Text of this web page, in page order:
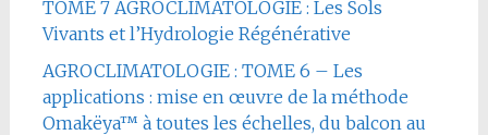
TOME 7 AGROCLIMATOLOGIE : Les Sols
Vivants et l’Hydrologie Régénérative
AGROCLIMATOLOGIE : TOME 6 – Les
applications : mise en œuvre de la méthode
Omakëya™ à toutes les échelles, du balcon au